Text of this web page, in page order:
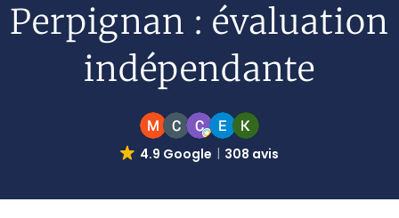
Perpignan : évaluation
indépendante
4.9 Google 308 avis